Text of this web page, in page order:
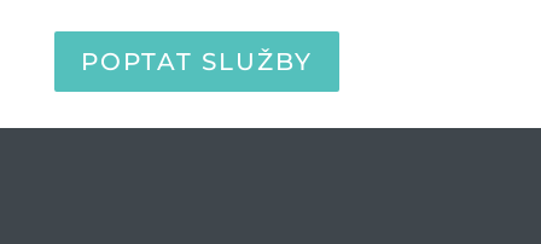
POPTAT SLUŽBY